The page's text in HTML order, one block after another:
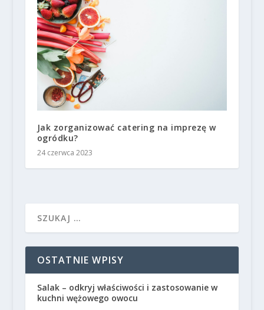
Jak zorganizować catering na imprezę w
ogródku?
24 czerwca 2023
OSTATNIE WPISY
Salak – odkryj właściwości i zastosowanie w
kuchni wężowego owocu